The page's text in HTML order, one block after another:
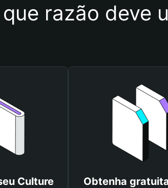
razão deve
Culture
Obtenha